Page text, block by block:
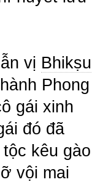
vị Bhikṣu
Phong
gái xinh
đó đã
kêu gào
vội mai